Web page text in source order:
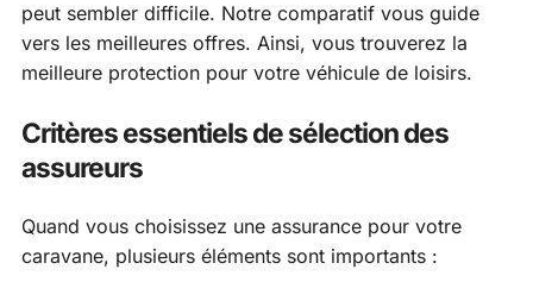
peut sembler difficile. Notre comparatif vous guide
vers les meilleures offres. Ainsi, vous trouverez la
meilleure protection pour votre véhicule de loisirs.
Critères essentiels de sélection des
assureurs
Quand vous choisissez une assurance pour votre
caravane, plusieurs éléments sont importants :